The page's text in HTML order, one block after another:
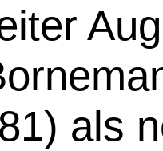
als